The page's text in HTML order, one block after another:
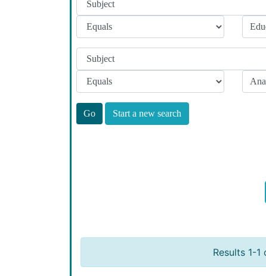
Start a new search
Results 1-